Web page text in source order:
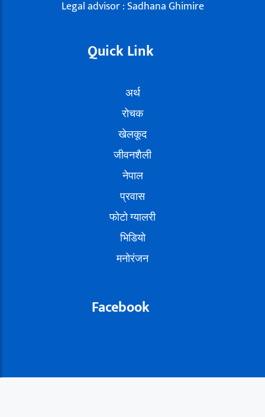
Legal advisor : Sadhana Ghimire
Quick Link
अर्थ
रोचक
खेलकूद
जीवनशैली
नेपाल
प्रवास
फोटो ग्यालरी
भिडियो
मनोरंजन
Facebook